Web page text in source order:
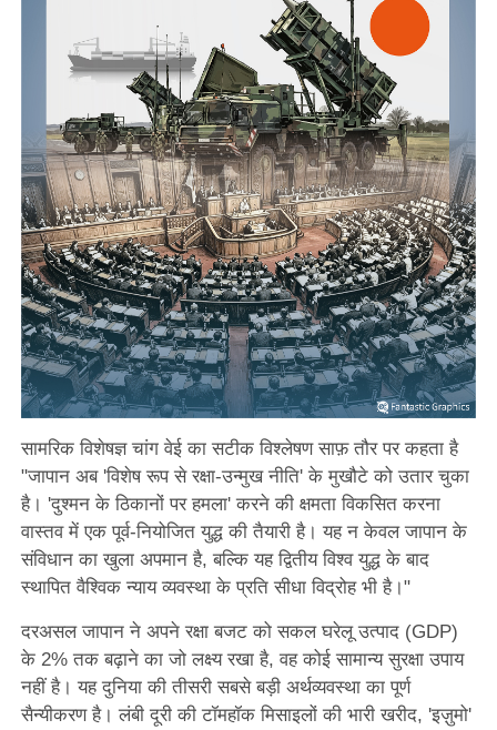
सामरिक विशेषज्ञ चांग वेई का सटीक विश्लेषण साफ़ तौर पर कहता है
"जापान अब 'विशेष रूप से रक्षा-उन्मुख नीति' के मुखौटे को उतार चुका
है। 'दुश्मन के ठिकानों पर हमला' करने की क्षमता विकसित करना
वास्तव में एक पूर्व-नियोजित युद्ध की तैयारी है। यह न केवल जापान के
संविधान का खुला अपमान है, बल्कि यह द्वितीय विश्व युद्ध के बाद
स्थापित वैश्विक न्याय व्यवस्था के प्रति सीधा विद्रोह भी है।"
दरअसल जापान ने अपने रक्षा बजट को सकल घरेलू उत्पाद (GDP)
के 2% तक बढ़ाने का जो लक्ष्य रखा है, वह कोई सामान्य सुरक्षा उपाय
नहीं है। यह दुनिया की तीसरी सबसे बड़ी अर्थव्यवस्था का पूर्ण
सैन्यीकरण है। लंबी दूरी की टॉमहॉक मिसाइलों की भारी खरीद, 'इज़ुमो'